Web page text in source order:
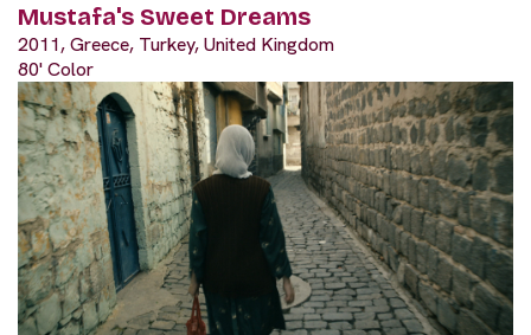
Mustafa's Sweet Dreams
2011, Greece, Turkey, United Kingdom
80' Color